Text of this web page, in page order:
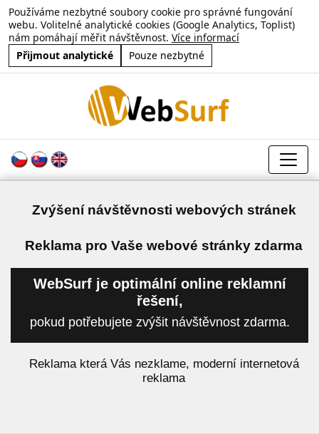
Používáme nezbytné soubory cookie pro správné fungování
webu. Volitelné analytické cookies (Google Analytics, Toplist)
nám pomáhají měřit návštěvnost. Více informací
Přijmout analytické
Pouze nezbytné
Zvýšení návštěvnosti webových stránek
Reklama pro Vaše webové stránky zdarma
WebSurf je optimální online reklamní
řešení,
pokud potřebujete zvýšit návštěvnost zdarma.
Reklama která Vás nezklame, moderní internetová
reklama